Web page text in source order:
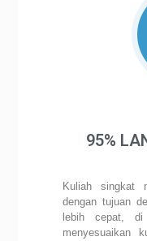
95%
Kuliah singkat
dengan tujuan
lebih cepat, di
menyesuaikan